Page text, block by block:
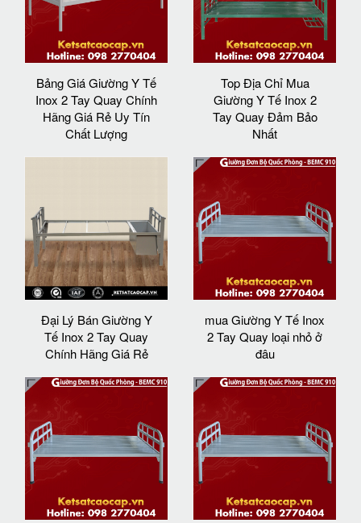
Bảng Giá Giường Y Tế
Inox 2 Tay Quay Chính
Hãng Giá Rẻ Uy Tín
Chất Lượng
Top Địa Chỉ Mua
Giường Y Tế Inox 2
Tay Quay Đảm Bảo
Nhất
Đại Lý Bán Giường Y
Tế Inox 2 Tay Quay
Chính Hãng Giá Rẻ
mua Giường Y Tế Inox
2 Tay Quay loại nhỏ ở
đâu